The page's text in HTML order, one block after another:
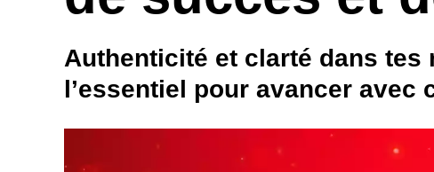
Authenticité et clarté dans
l’essentiel pour avancer avec